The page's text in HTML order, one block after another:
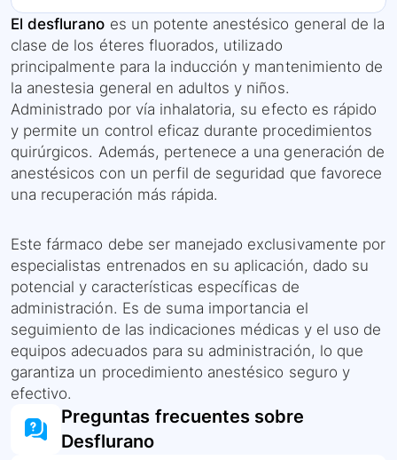
El desflurano es un potente anestésico general de la
clase de los éteres fluorados, utilizado
principalmente para la inducción y mantenimiento de
la anestesia general en adultos y niños.
Administrado por vía inhalatoria, su efecto es rápido
y permite un control eficaz durante procedimientos
quirúrgicos. Además, pertenece a una generación de
anestésicos con un perfil de seguridad que favorece
una recuperación más rápida.
Este fármaco debe ser manejado exclusivamente por
especialistas entrenados en su aplicación, dado su
potencial y características específicas de
administración. Es de suma importancia el
seguimiento de las indicaciones médicas y el uso de
equipos adecuados para su administración, lo que
garantiza un procedimiento anestésico seguro y
efectivo.
Preguntas frecuentes sobre
Desflurano